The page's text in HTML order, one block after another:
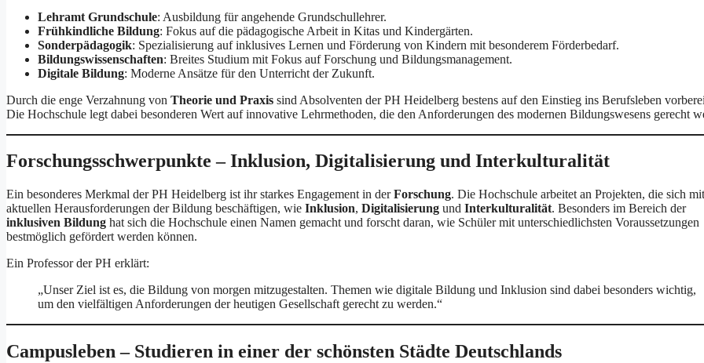
Lehramt Grundschule: Ausbildung für angehende Grundschullehrer.
Frühkindliche Bildung: Fokus auf die pädagogische Arbeit in Kitas und Kindergärten.
Sonderpädagogik: Spezialisierung auf inklusives Lernen und Förderung von Kindern mit besonderem Förderbedarf.
Bildungswissenschaften: Breites Studium mit Fokus auf Forschung und Bildungsmanagement.
Digitale Bildung: Moderne Ansätze für den Unterricht der Zukunft.
Durch die enge Verzahnung von Theorie und Praxis sind Absolventen der PH Heidelberg bestens auf den Einstieg ins Berufsleben
Die Hochschule legt dabei besonderen Wert auf innovative Lehrmethoden, die den Anforderungen des modernen Bildungswesens gerecht
Forschungsschwerpunkte – Inklusion, Digitalisierung und Interkulturalität
Ein besonderes Merkmal der PH Heidelberg ist ihr starkes Engagement in derForschung. Die Hochschule arbeitet an Projekten, die sich
aktuellen Herausforderungen der Bildung beschäftigen, wie Inklusion, Digitalisierung und Interkulturalität. Besonders im Bereich der
inklusiven Bildung hat sich die Hochschule einen Namen gemacht und forscht daran, wie Schüler mit unterschiedlichsten Voraussetzungen
bestmöglich gefördert werden können.
Ein Professor der PH erklärt:
„Unser Ziel ist es, die Bildung von morgen mitzugestalten. Themen wie digitale Bildung und Inklusion sind dabei besonders wichtig,
um den vielfältigen Anforderungen der heutigen Gesellschaft gerecht zu werden.“
Campusleben – Studieren in einer der schönsten Städte Deutschlands